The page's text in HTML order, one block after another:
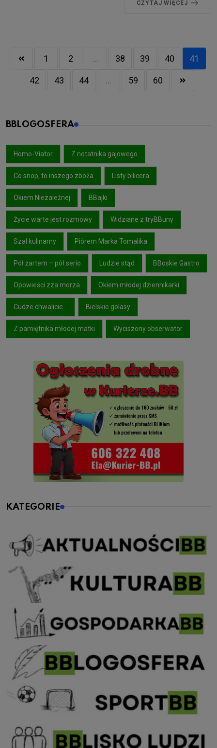
CZYTAJ WIĘCEJ
1 2 ... 38 39 40 41
42 43 44 ... 59 60
BBLOGOSFERA
Homo-Viator Z notatnika gajowego
Co snop, to inszego zboża Listy bilicera
Okiem Niezależnej BBajki
Życie warte jest rozmowy Widziane z tryBBuny
Szal kulinarny Piórem Marka Tomalika
Pół żartem – pół serio Ludzie stąd BBoskie Gastro
Opowieści zza morza Okiem młodej dziennikarki
Cudze chwalicie… Bielskie golasy
Z pamiętnika młodej matki Wyciszony obserwator
KATEGORIE